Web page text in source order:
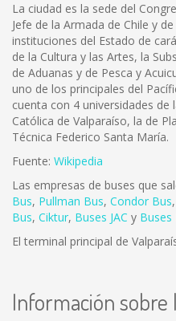
La ciudad es la sede del
Jefe de la Armada de Chile y
instituciones del Estado de
de la Cultura y las Artes, la
de Aduanas y de Pesca y
uno de los principales del
cuenta con 4 universidades de
Católica de Valparaíso, la de
Técnica Federico Santa María.
Fuente: Wikipedia
Las empresas de buses que
Bus, Pullman Bus, Condor Bus,
Bus, Ciktur, Buses JAC y Buses
El terminal principal de
Información sobre